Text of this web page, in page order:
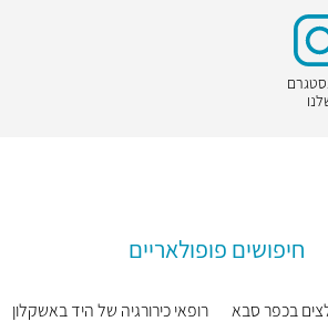
חיפושים פופולאריים
בכפר סבא רופאי כירורגיה של היד באשקלון